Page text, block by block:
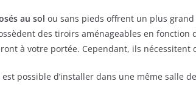
au sol ou sans pieds offrent un plus
des tiroirs aménageables en
à votre portée. Cependant, ils nécessitent
possible d’installer dans une même salle